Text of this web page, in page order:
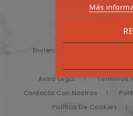
La tienda de
Envíenos un correo electrónico:
Aviso Legal
Términos
Contacta Con Nostros
Política De Cookies
Más